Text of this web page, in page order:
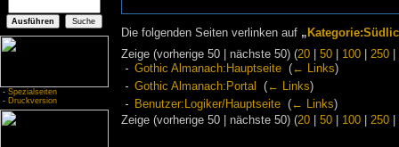
- Spezialseiten
- Druckversion
Die folgenden Seiten verlinken auf „
Zeige (vorherige 50 | nächste 50) (20| 50| 100| 250|
Gothic Almanach:Hauptseite‎ (← Links)
Gothic Almanach:Portal
(← Links)
Benutzer:Logiker/Hauptseite‎ (← Links)
Zeige (vorherige 50 | nächste 50) (20| 50| 100| 250|